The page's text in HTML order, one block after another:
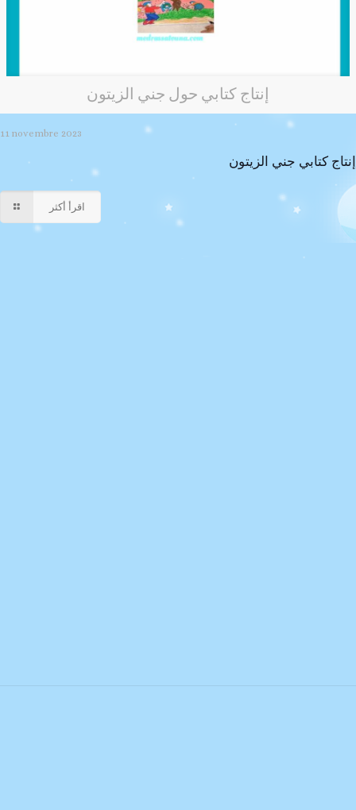
إنتاج كتابي حول جني الزيتون
11 novembre 2023
إنتاج كتابي جني الزيتون
اقرأ أكثر